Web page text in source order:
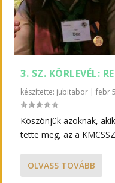
3. SZ. KÖRLEVÉL:
készítette: jubitabor |febr
Köszönjük azoknak,
tette meg, az a
OLVASS TOVÁBB